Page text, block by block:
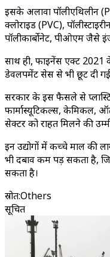
इसके अलावा पॉलीएथिलीन
क्लोराइड (PVC),
पॉलीकार्बोनेट, पीओएम जैसे
साथ ही, फाइनेंस एक्ट 2021
डेवलपमेंट सेस से भी छूट दी
सरकार के इस फैसले से
फार्मास्यूटिकल्स, केमिकल,
सेक्टर को राहत मिलने की
इन उद्योगों में कच्चे माल की
भी दबाव कम पड़ सकता है,
सकता है।
स्रोत:Others
सूचित